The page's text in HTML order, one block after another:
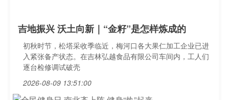
吉地振兴 沃土向新｜“金籽”是怎样炼成的
初秋时节，松塔采收季临近，梅河口各大果仁加工企业已进
入紧张备产状态。在吉林弘越食品有限公司车间内，工人们
逐台检修调试破壳
2026-08-09 13:51:00